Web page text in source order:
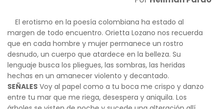
El erotismo en la poesía colombiana ha estado al
margen de todo encuentro. Orietta Lozano nos recuerda
que en cada hombre y mujer permanece un rostro
desnudo, un cuerpo que atardece en la belleza. Su
lenguaje busca los pliegues, las sombras, las heridas
hechas en un amanecer violento y decantado.
SEÑALES Voy al papel como a tu boca me crispo y danzo
entre tu mar que me riega, desespera y aniquila. Los